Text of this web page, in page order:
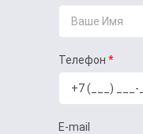
Телефон
E-mail